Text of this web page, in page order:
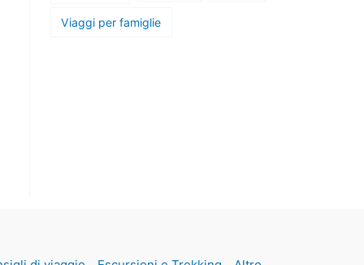
Viaggi per famiglie